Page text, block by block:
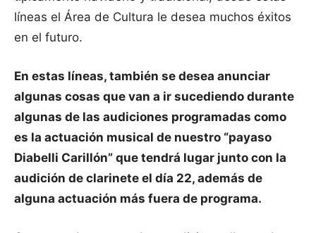
líneas el Área de Cultura le desea muchos éxitos
en el futuro.
En estas líneas, también se desea anunciar
algunas cosas que van a ir sucediendo durante
algunas de las audiciones programadas como
es la actuación musical de nuestro “payaso
Diabelli Carillón” que tendrá lugar junto con la
audición de clarinete el día 22, además de
alguna actuación más fuera de programa.